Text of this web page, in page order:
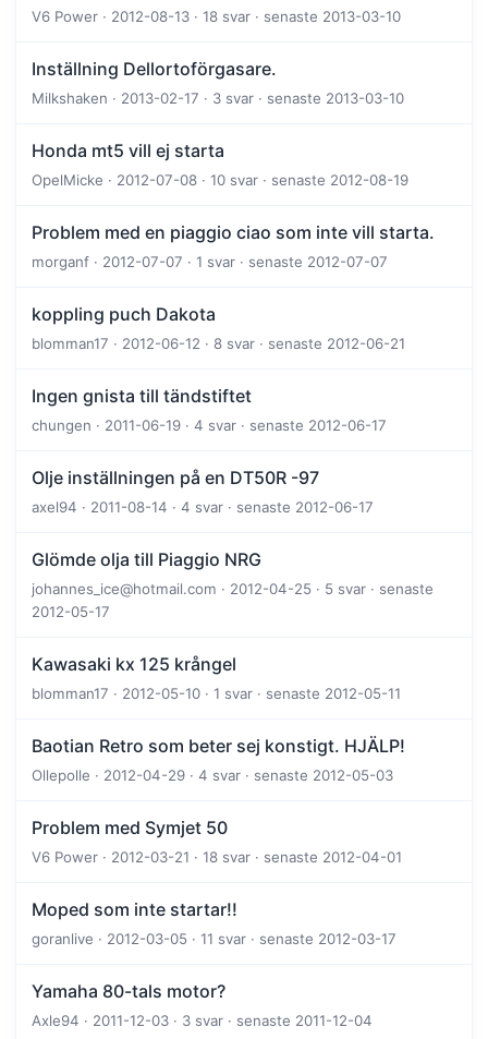
V6 Power · 2012-08-13 · 18 svar · senaste 2013-03-10
Inställning Dellortoförgasare.
Milkshaken · 2013-02-17 · 3 svar · senaste 2013-03-10
Honda mt5 vill ej starta
OpelMicke · 2012-07-08 · 10 svar · senaste 2012-08-19
Problem med en piaggio ciao som inte vill starta.
morganf · 2012-07-07 · 1 svar · senaste 2012-07-07
koppling puch Dakota
blomman17 · 2012-06-12 · 8 svar · senaste 2012-06-21
Ingen gnista till tändstiftet
chungen · 2011-06-19 · 4 svar · senaste 2012-06-17
Olje inställningen på en DT50R -97
axel94 · 2011-08-14 · 4 svar · senaste 2012-06-17
Glömde olja till Piaggio NRG
johannes_ice@hotmail.com · 2012-04-25 · 5 svar · senaste
2012-05-17
Kawasaki kx 125 krångel
blomman17 · 2012-05-10 · 1 svar · senaste 2012-05-11
Baotian Retro som beter sej konstigt. HJÄLP!
Ollepolle · 2012-04-29 · 4 svar · senaste 2012-05-03
Problem med Symjet 50
V6 Power · 2012-03-21 · 18 svar · senaste 2012-04-01
Moped som inte startar!!
goranlive · 2012-03-05 · 11 svar · senaste 2012-03-17
Yamaha 80-tals motor?
Axle94 · 2011-12-03 · 3 svar · senaste 2011-12-04